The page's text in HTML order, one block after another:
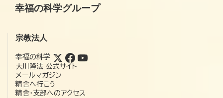
幸福の科学グループ
宗教法人
幸福の科学
大川隆法 公式サイト
メールマガジン
精舎へ行こう
精舎・支部へのアクセス